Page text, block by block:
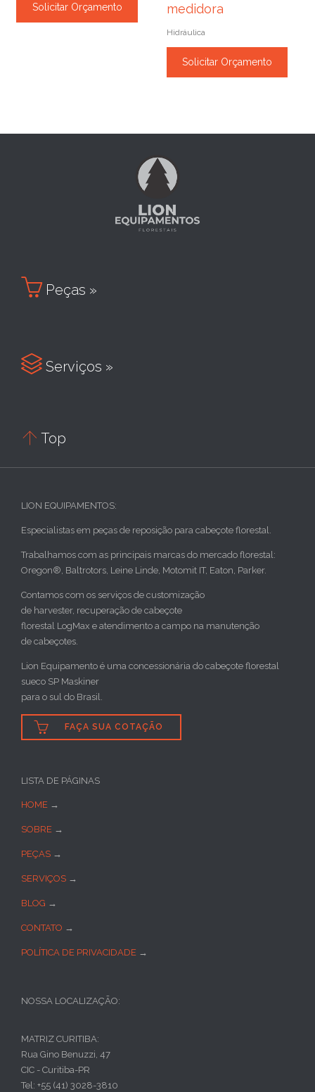
Solicitar Orçamento medidora
Hidráulica
Solicitar Orçamento
 Peças »
 Serviços »
 Top
LION EQUIPAMENTOS:
Especialistas em peças de reposição para cabeçote florestal.
Trabalhamos com as principais marcas do mercado florestal:
Oregon®, Baltrotors, Leine Linde, Motomit IT, Eaton, Parker.
Contamos com os serviços de customização
de harvester, recuperação de cabeçote
florestal LogMax e atendimento a campo na manutenção
de cabeçotes.
Lion Equipamento é uma concessionária do cabeçote florestal
sueco SP Maskiner
para o sul do Brasil.
 FAÇA SUA COTAÇÃO
LISTA DE PÁGINAS
HOME →
SOBRE →
PEÇAS →
SERVIÇOS →
BLOG →
CONTATO →
POLÍTICA DE PRIVACIDADE →
NOSSA LOCALIZAÇÃO:
MATRIZ CURITIBA:
Rua Gino Benuzzi, 47
CIC - Curitiba-PR
Tel: +55 (41) 3028-3810